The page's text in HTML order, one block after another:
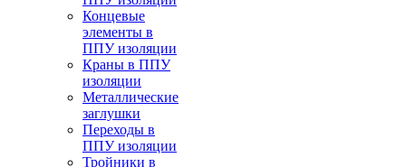
Концевые
элементы в
ППУ изоляции
Краны в ППУ
изоляции
Металлические
заглушки
Переходы в
ППУ изоляции
Тройники в